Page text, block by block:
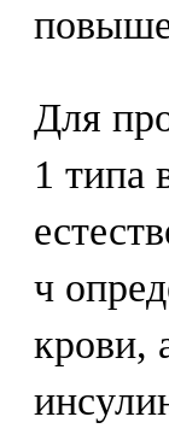
Для
1 типа
ч
крови,